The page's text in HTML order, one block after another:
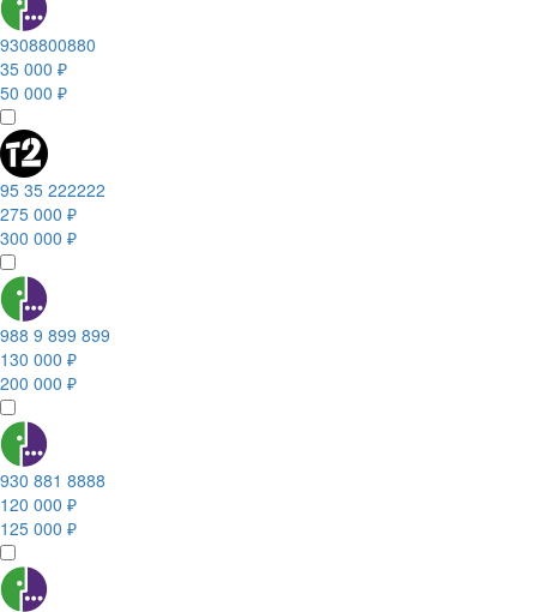
9308800880
35 000 ₽
50 000 ₽
95 35 222222
275 000 ₽
300 000 ₽
988 9 899 899
130 000 ₽
200 000 ₽
930 881 8888
120 000 ₽
125 000 ₽